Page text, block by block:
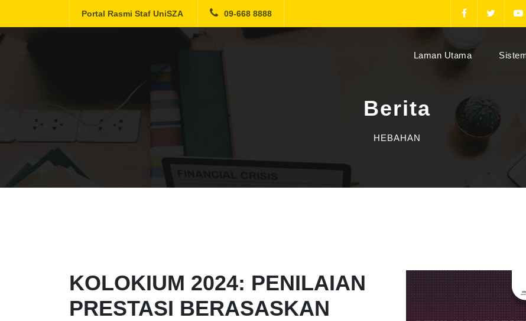
Portal Rasmi Staf UniSZA 09-668 8888
Laman Utama(current)
Berita
HEBAHAN
KOLOKIUM 2024: PENILAIAN
PRESTASI BERASASKAN